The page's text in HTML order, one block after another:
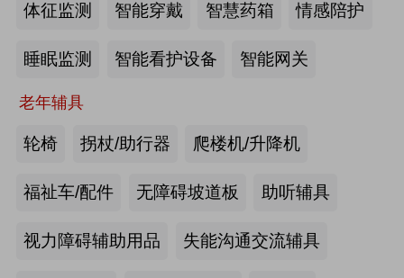
体征监测 智能穿戴 智慧药箱 情感陪护
睡眠监测 智能看护设备 智能网关
老年辅具
轮椅 拐杖/助行器 爬楼机/升降机
福祉车/配件 无障碍坡道板 助听辅具
视力障碍辅助用品 失能沟通交流辅具
施数量已达39.6万个
来源:中国新闻网
展千人老年脑健康专项关爱活动
来源:养老福祉圈 2026-07-13
焕新银发日常 虹桥镇持续推进老年
友好社区建设工作